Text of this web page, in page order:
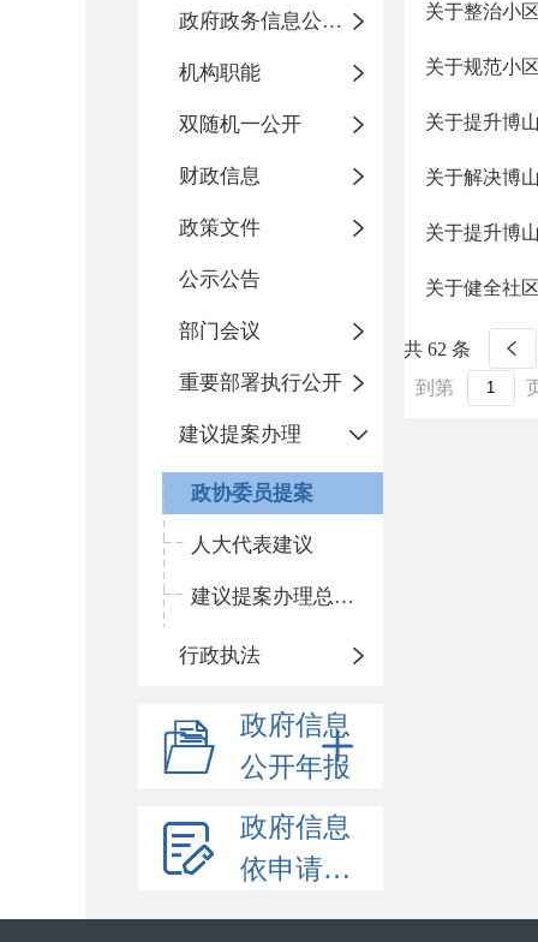
政府政务信息公开目录
机构职能
双随机一公开
财政信息
政策文件
公示公告
部门会议
重要部署执行公开
建议提案办理
政协委员提案
人大代表建议
建议提案办理总体情况
行政执法
政府信息
公开年报
政府信息
依申请公开
关于整治小
关于规范小
关于提升博
关于解决博
关于提升博
关于健全社
共 62 条
到第